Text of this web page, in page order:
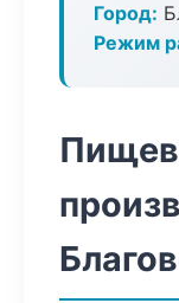
Город:
Режим